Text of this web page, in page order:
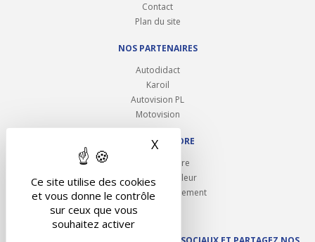
Ce site utilise des cookies
et vous donne le contrôle
sur ceux que vous
souhaitez activer
X Masquer le bandeau des
Contact
Plan du site
NOS PARTENAIRES
Autodidact
Karoil
Autovision PL
Motovision
NOUS REJOINDRE
Ouvrir un centre
Devenez contrôleur
Carrières et recrutement